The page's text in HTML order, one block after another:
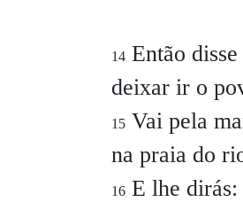
14 Então
deixar ir o
15 Vai pela
na praia do
16 E lhe dirás: